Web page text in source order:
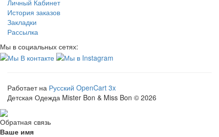
Личный Кабинет
История заказов
Закладки
Рассылка
Мы в социальных сетях:
Работает на Русский OpenCart 3x
Детская Одежда Mister Bon & Miss Bon © 2026
Обратная связь
Ваше имя